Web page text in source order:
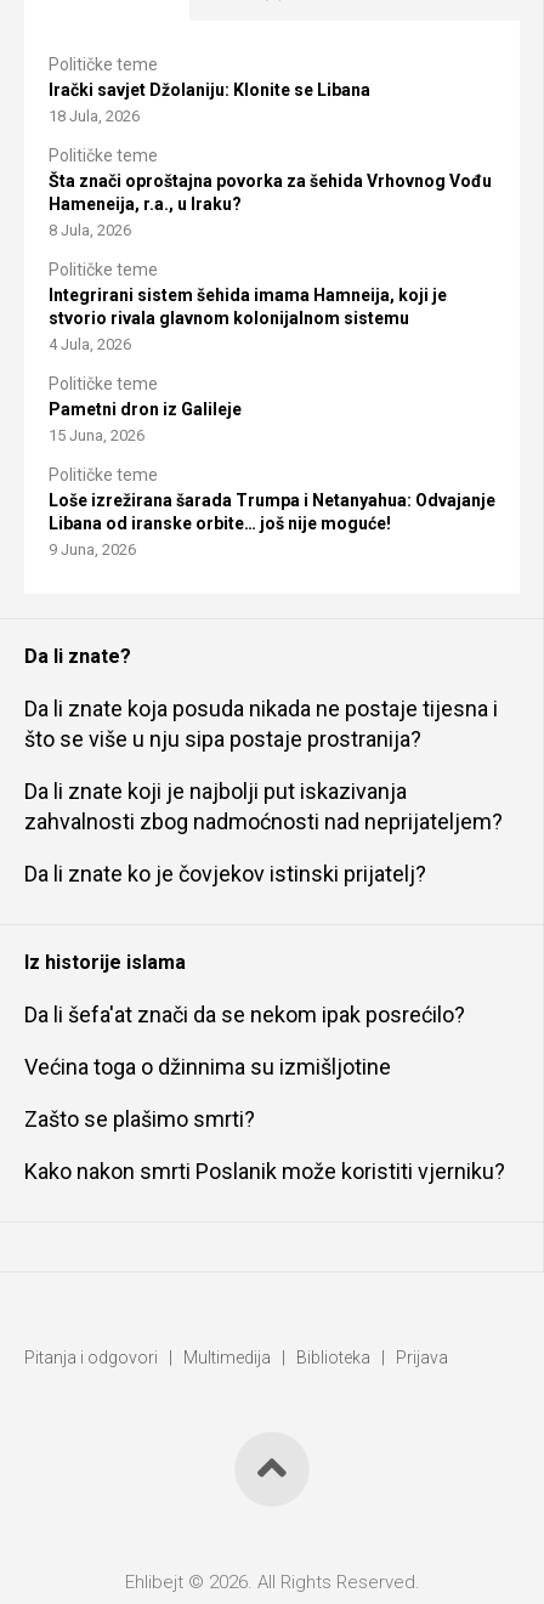
Političke teme
Irački savjet Džolaniju: Klonite se Libana
18 Jula, 2026
Političke teme
Šta znači oproštajna povorka za šehida Vrhovnog Vođu
Hameneija, r.a., u Iraku?
8 Jula, 2026
Političke teme
Integrirani sistem šehida imama Hamneija, koji je
stvorio rivala glavnom kolonijalnom sistemu
4 Jula, 2026
Političke teme
Pametni dron iz Galileje
15 Juna, 2026
Političke teme
Loše izrežirana šarada Trumpa i Netanyahua: Odvajanje
Libana od iranske orbite… još nije moguće!
9 Juna, 2026
Da li znate?
Da li znate koja posuda nikada ne postaje tijesna i
što se više u nju sipa postaje prostranija?
Da li znate koji je najbolji put iskazivanja
zahvalnosti zbog nadmoćnosti nad neprijateljem?
Da li znate ko je čovjekov istinski prijatelj?
Iz historije islama
Da li šefa'at znači da se nekom ipak posrećilo?
Većina toga o džinnima su izmišljotine
Zašto se plašimo smrti?
Kako nakon smrti Poslanik može koristiti vjerniku?
Pitanja i odgovori Multimedija Biblioteka Prijava
Ehlibejt © 2026. All Rights Reserved.